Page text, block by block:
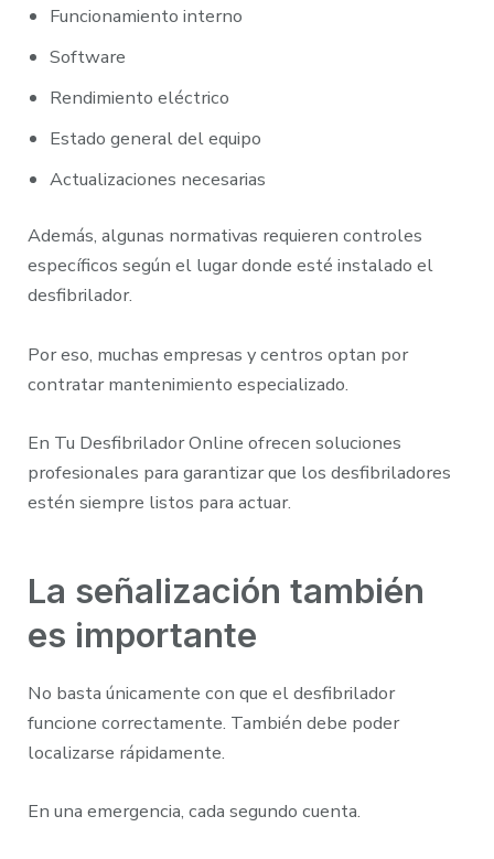
Funcionamiento interno
Software
Rendimiento eléctrico
Estado general del equipo
Actualizaciones necesarias
Además, algunas normativas requieren controles
específicos según el lugar donde esté instalado el
desfibrilador.
Por eso, muchas empresas y centros optan por
contratar mantenimiento especializado.
En Tu Desfibrilador Online ofrecen soluciones
profesionales para garantizar que los desfibriladores
estén siempre listos para actuar.
La señalización también
es importante
No basta únicamente con que el desfibrilador
funcione correctamente. También debe poder
localizarse rápidamente.
En una emergencia, cada segundo cuenta.